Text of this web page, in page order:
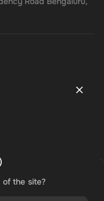
KIEMELT AJÁNLAT
of the site?